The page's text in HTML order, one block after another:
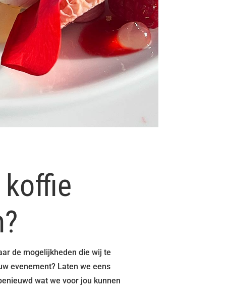
de mogelijkheden die wij te
evenement? Laten we eens
wat we voor jou kunnen